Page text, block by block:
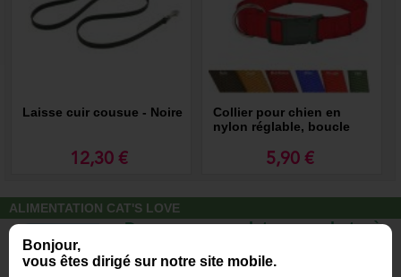
Bonjour,
vous êtes dirigé sur notre site mobile.
Laisse cuir cousue - Noire
12,30 €
Collier pour chien en
nylon réglable, boucle
5,90 €
ALIMENTATION CAT'S LOVE
Des repas complets pour chats, à